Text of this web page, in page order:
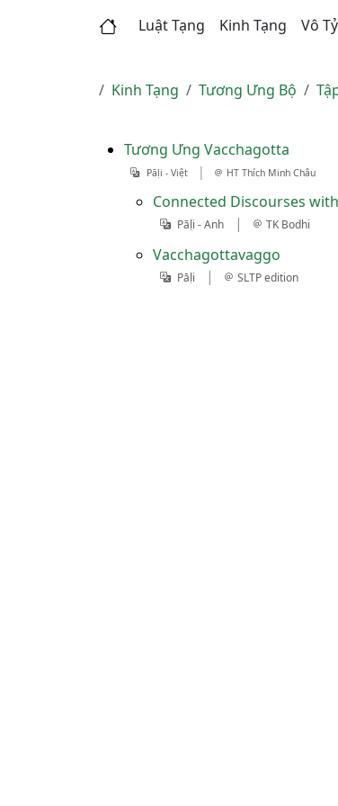
Luật Tạng Kinh Tạng Vô
Kinh Tạng Tương Ưng Bộ
Tương Ưng Vacchagotta
Pāḷi - Việt | HT Thích Minh Châu
Connected Discourses
Pāḷi - Anh | TK Bodhi
Vacchagottavaggo
Pāḷi | SLTP edition